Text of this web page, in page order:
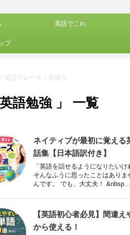
英語でこれ
プ
> 英語フレーズ・表現 >
英語勉強 」 一覧
ネイティブが最初に覚える
話集【日本語訳付き】
「英語を話せるようになりたい
そんなふうに思ったことはあり
んです。 でも、大丈夫！ &nbsp
【英語初心者必見】間違
から使える！